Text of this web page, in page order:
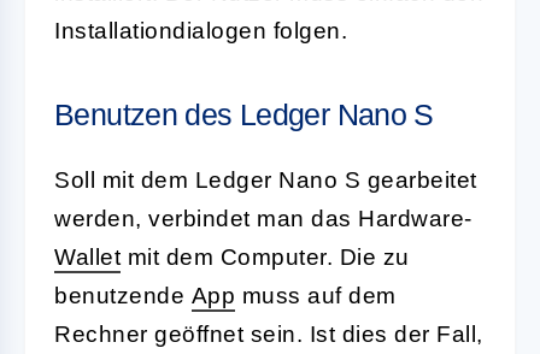
Installationdialogen folgen.
Benutzen des Ledger Nano S
Soll mit dem Ledger Nano S gearbeitet
werden, verbindet man das Hardware-
Wallet mit dem Computer. Die zu
benutzende App muss auf dem
Rechner geöffnet sein. Ist dies der Fall,